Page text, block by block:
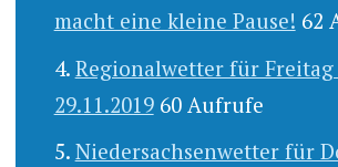
macht eine kleine Pause! 62
Regionalwetter für Freitag
29.11.2019 60 Aufrufe
Niedersachsenwetter für